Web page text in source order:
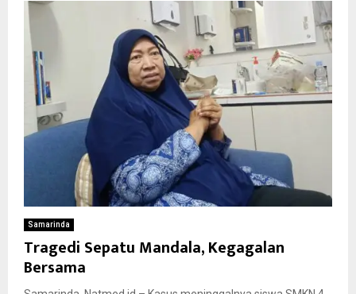
Samarinda
Tragedi Sepatu Mandala, Kegagalan
Bersama